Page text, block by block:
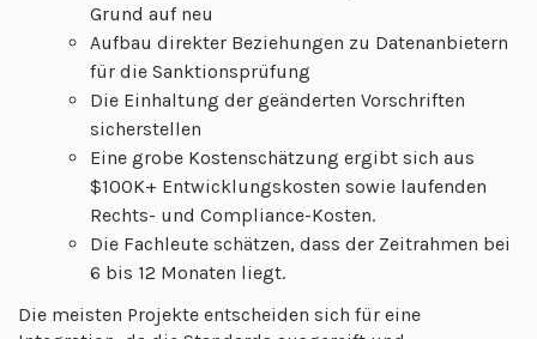
Grund auf neu
Aufbau direkter Beziehungen zu Datenanbietern
für die Sanktionsprüfung
Die Einhaltung der geänderten Vorschriften
sicherstellen
Eine grobe Kostenschätzung ergibt sich aus
$100K+ Entwicklungskosten sowie laufenden
Rechts- und Compliance-Kosten.
Die Fachleute schätzen, dass der Zeitrahmen bei
6 bis 12 Monaten liegt.
Die meisten Projekte entscheiden sich für eine